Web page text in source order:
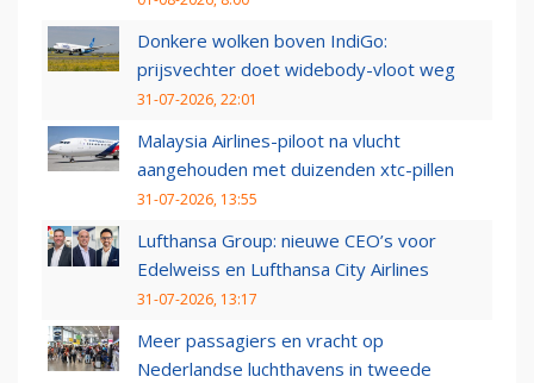
Donkere wolken boven IndiGo:
prijsvechter doet widebody-vloot weg
31-07-2026, 22:01
Malaysia Airlines-piloot na vlucht
aangehouden met duizenden xtc-pillen
31-07-2026, 13:55
Lufthansa Group: nieuwe CEO’s voor
Edelweiss en Lufthansa City Airlines
31-07-2026, 13:17
Meer passagiers en vracht op
Nederlandse luchthavens in tweede